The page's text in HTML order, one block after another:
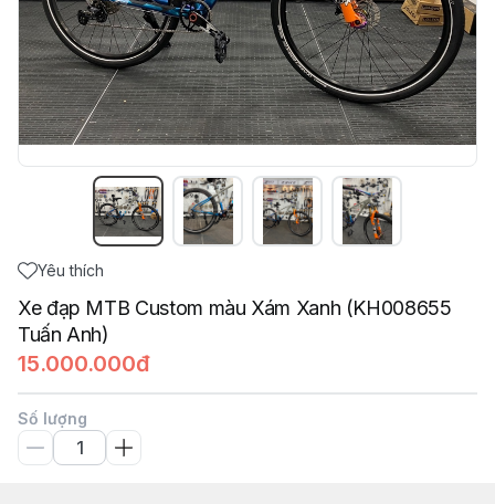
Yêu thích
Xe đạp MTB Custom màu Xám Xanh (KH008655
Tuấn Anh)
15.000.000đ
Số lượng